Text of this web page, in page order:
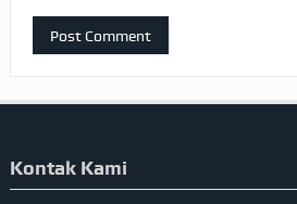
Kontak Kami